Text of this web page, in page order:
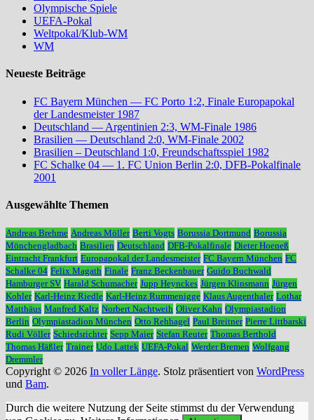
Olympische Spiele
UEFA-Pokal
Weltpokal/Klub-WM
WM
Neueste Beiträge
FC Bayern München — FC Porto 1:2, Finale Europapokal
der Landesmeister 1987
Deutschland — Argentinien 2:3, WM-Finale 1986
Brasilien — Deutschland 2:0, WM-Finale 2002
Brasilien – Deutschland 1:0, Freundschaftsspiel 1982
FC Schalke 04 — 1. FC Union Berlin 2:0, DFB-Pokalfinale
2001
Ausgewählte Themen
Andreas Brehme Andreas Möller Berti Vogts Borussia Dortmund Borussia
Mönchengladbach Brasilien Deutschland DFB-Pokalfinale Dieter Hoeneß
Eintracht Frankfurt Europapokal der Landesmeister FC Bayern München FC
Schalke 04 Felix Magath Finale Franz Beckenbauer Guido Buchwald
Hamburger SV Harald Schumacher Jupp Heynckes Jürgen Klinsmann Jürgen
Kohler Karl-Heinz Riedle Karl-Heinz Rummenigge Klaus Augenthaler Lothar
Matthäus Manfred Kaltz Norbert Nachtweih Oliver Kahn Olympiastadion
Berlin Olympiastadion München Otto Rehhagel Paul Breitner Pierre Littbarski
Rudi Völler Schiedsrichter Sepp Maier Stefan Reuter Thomas Berthold
Thomas Häßler Trainer Udo Lattek UEFA-Pokal Werder Bremen Wolfgang
Dremmler
Copyright © 2026 In voller Länge. Stolz präsentiert von WordPress
und Bam.
Durch die weitere Nutzung der Seite stimmst du der Verwendung